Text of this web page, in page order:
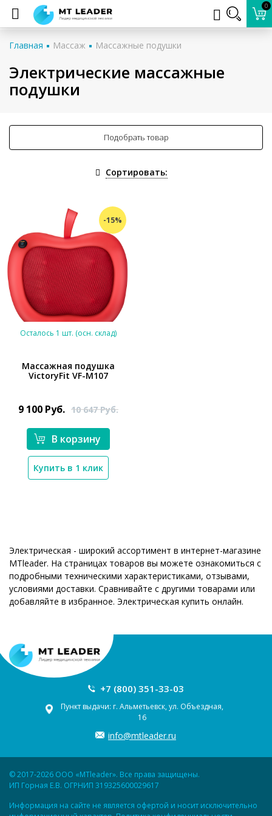
0
Главная Массаж Массажные подушки
Электрические массажные
подушки
Подобрать товар
Сортировать:
-15%
Осталось 1 шт. (осн. склад)
Массажная подушка
VictoryFit VF-M107
9 100 Руб. 10 647Руб.
В корзину
Купить в 1 клик
Электрическая - широкий ассортимент в интернет-магазине
MTleader. На страницах товаров вы можете ознакомиться с
подробными техническими характеристиками, отзывами,
условиями доставки. Сравнивайте с другими товарами или
добавляйте в избранное. Электрическая купить онлайн.
+7 (800) 351-33-03
Пункт выдачи: г. Альметьевск, ул. Объездная,
16
info@mtleader.ru
© 2017-2026 ООО «MTleader». Все права защищены.
ИП Горная Е.В. ОГРНИП 319325600029617
Информация на сайте не является офертой и носит исключительно